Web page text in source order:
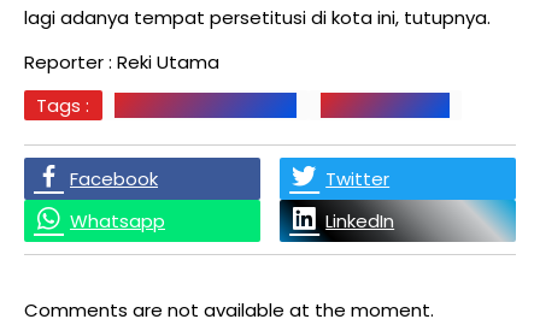
lagi adanya tempat persetitusi di kota ini, tutupnya.
Reporter : Reki Utama
Tags :
Facebook
Twitter
Whatsapp
LinkedIn
Comments are not available at the moment.